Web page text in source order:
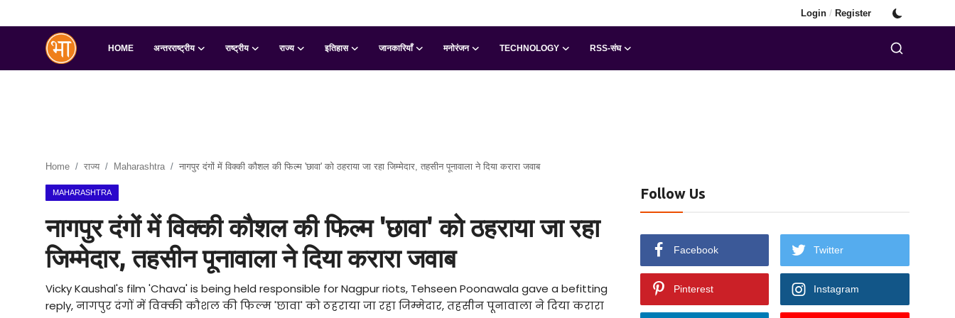
Login / Register
HOME अन्तरराष्ट्रीय राष्ट्रीय राज्य इतिहास जानकारियाँ मनोरंजन TECHNOLOGY RSS-संघ
Home राज्य Maharashtra नागपुर दंगों में विक्की कौशल की फिल्म 'छावा' को ठहराया जा रहा जिम्मेदार, तहसीन पूनावाला ने दिया करारा जवाब
MAHARASHTRA
नागपुर दंगों में विक्की कौशल की फिल्म 'छावा' को ठहराया जा रहा
जिम्मेदार, तहसीन पूनावाला ने दिया करारा जवाब
Vicky Kaushal's film 'Chava' is being held responsible for Nagpur riots, Tehseen Poonawala gave a befitting
reply, नागपुर दंगों में विक्की कौशल की फिल्म 'छावा' को ठहराया जा रहा जिम्मेदार, तहसीन पूनावाला ने दिया करारा
Follow Us
Facebook Twitter
Pinterest Instagram